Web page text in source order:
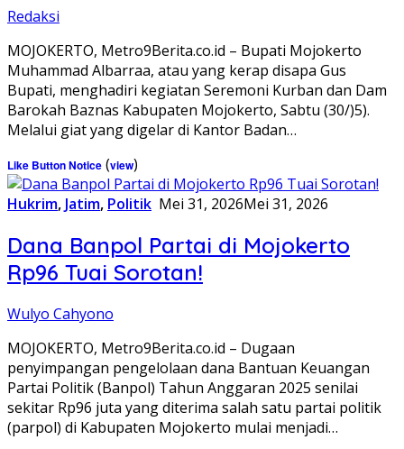
Redaksi
MOJOKERTO, Metro9Berita.co.id – Bupati Mojokerto
Muhammad Albarraa, atau yang kerap disapa Gus
Bupati, menghadiri kegiatan Seremoni Kurban dan Dam
Barokah Baznas Kabupaten Mojokerto, Sabtu (30/)5).
Melalui giat yang digelar di Kantor Badan…
Like Button Notice (view)
Hukrim, Jatim, Politik Mei 31, 2026Mei 31, 2026
Dana Banpol Partai di Mojokerto
Rp96 Tuai Sorotan!
Wulyo Cahyono
MOJOKERTO, Metro9Berita.co.id – Dugaan
penyimpangan pengelolaan dana Bantuan Keuangan
Partai Politik (Banpol) Tahun Anggaran 2025 senilai
sekitar Rp96 juta yang diterima salah satu partai politik
(parpol) di Kabupaten Mojokerto mulai menjadi…